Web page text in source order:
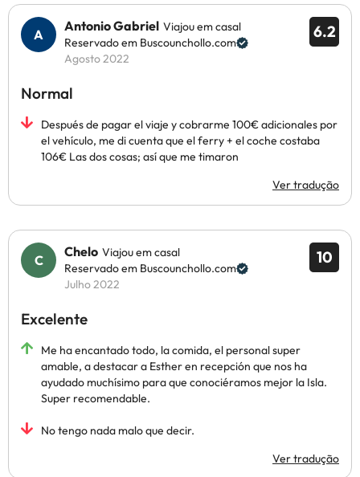
6.2
Antonio Gabriel Viajou em casal
Reservado em Buscounchollo.com
Agosto 2022
Normal
Después de pagar el viaje y cobrarme 100€ adicionales por
el vehículo, me di cuenta que el ferry + el coche costaba
106€ Las dos cosas; así que me timaron
Ver tradução
10
Chelo Viajou em casal
Reservado em Buscounchollo.com
Julho 2022
Excelente
Me ha encantado todo, la comida, el personal super
amable, a destacar a Esther en recepción que nos ha
ayudado muchísimo para que conociéramos mejor la Isla.
Super recomendable.
No tengo nada malo que decir.
Ver tradução